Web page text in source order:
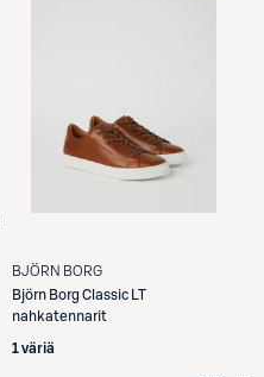
BJÖRN BORG
Björn Borg Classic LT
nahkatennarit
1 väriä